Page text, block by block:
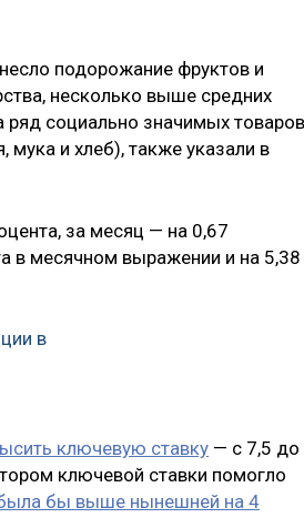
подорожание фруктов и
несколько выше средних
ряд социально значимых товаров
и хлеб), также указали в
за месяц — на 0,67
в месячном выражении и на 5,38
в
ключевую ставку — с 7,5 до
ключевой ставки помогло
бы выше нынешней на 4